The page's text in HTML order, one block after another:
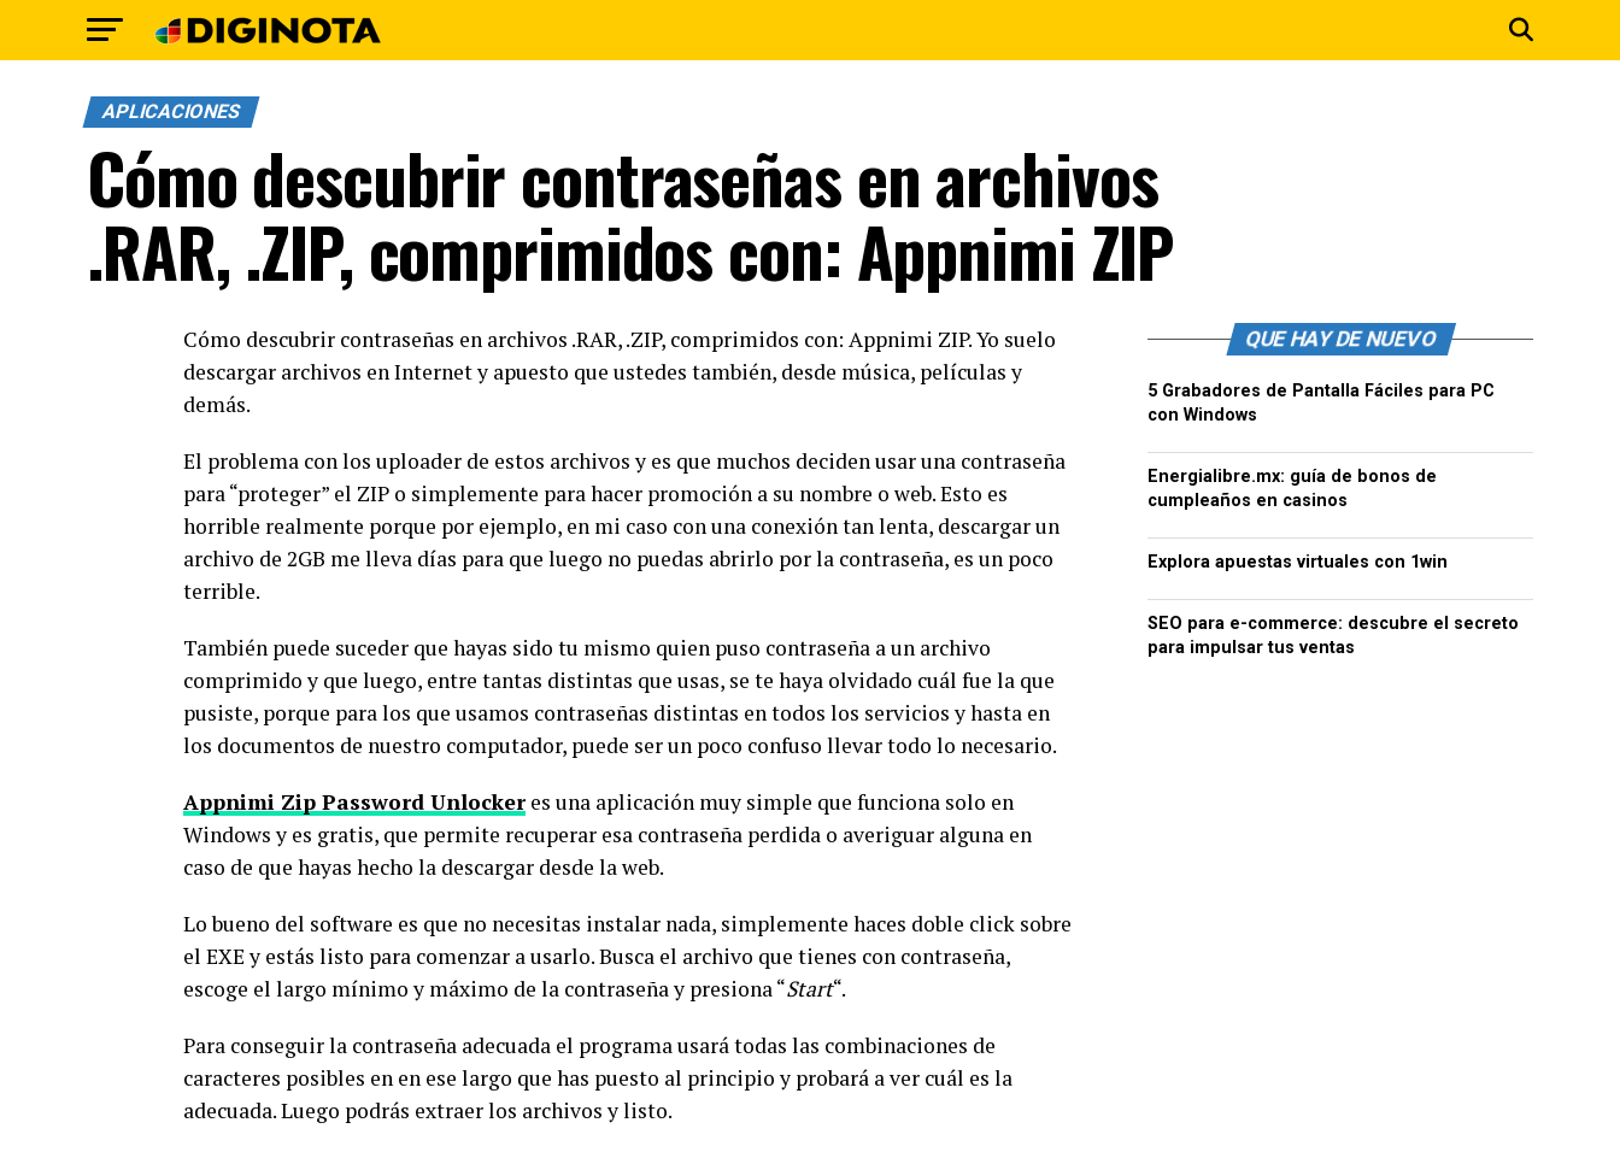
APLICACIONES
Cómo descubrir contraseñas en archivos
.RAR, .ZIP, comprimidos con: Appnimi ZIP
Cómo descubrir contraseñas en archivos .RAR, .ZIP, comprimidos con: Appnimi ZIP. Yo suelo
descargar archivos en Internet y apuesto que ustedes también, desde música, películas y
demás.
El problema con los uploader de estos archivos y es que muchos deciden usar una contraseña
para “proteger” el ZIP o simplemente para hacer promoción a su nombre o web. Esto es
horrible realmente porque por ejemplo, en mi caso con una conexión tan lenta, descargar un
archivo de 2GB me lleva días para que luego no puedas abrirlo por la contraseña, es un poco
terrible.
También puede suceder que hayas sido tu mismo quien puso contraseña a un archivo
comprimido y que luego, entre tantas distintas que usas, se te haya olvidado cuál fue la que
pusiste, porque para los que usamos contraseñas distintas en todos los servicios y hasta en
los documentos de nuestro computador, puede ser un poco confuso llevar todo lo necesario.
Appnimi Zip Password Unlockeres una aplicación muy simple que funciona solo en
Windows y es gratis, que permite recuperar esa contraseña perdida o averiguar alguna en
caso de que hayas hecho la descargar desde la web.
Lo bueno del software es que no necesitas instalar nada, simplemente haces doble click sobre
el EXE y estás listo para comenzar a usarlo. Busca el archivo que tienes con contraseña,
escoge el largo mínimo y máximo de la contraseña y presiona “Start“.
Para conseguir la contraseña adecuada el programa usará todas las combinaciones de
caracteres posibles en en ese largo que has puesto al principio y probará a ver cuál es la
adecuada. Luego podrás extraer los archivos y listo.
QUE HAY DE NUEVO
5 Grabadores de Pantalla Fáciles para PC
con Windows
Energialibre.mx: guía de bonos de
cumpleaños en casinos
Explora apuestas virtuales con 1win
SEO para e-commerce: descubre el secreto
para impulsar tus ventas